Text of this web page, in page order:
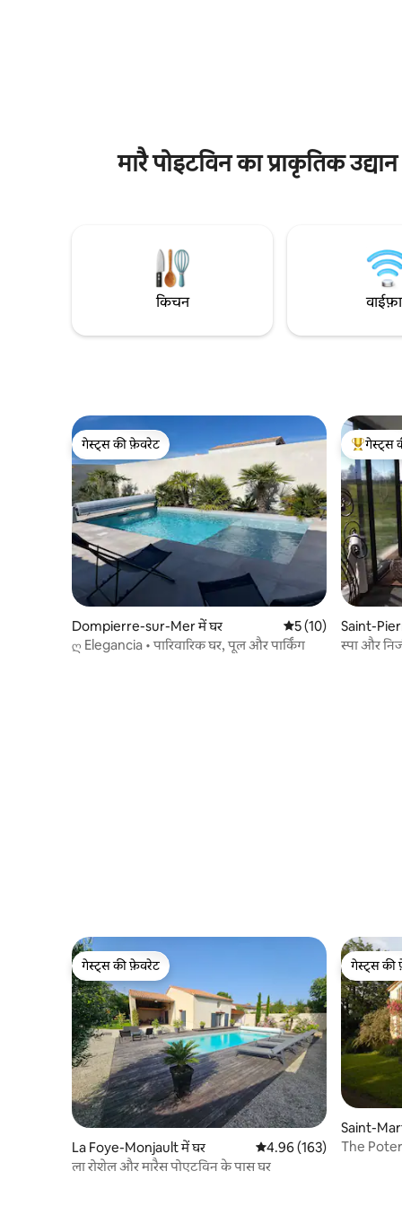
मारै पोइटविन का प्राकृतिक
किचन
गेस्ट्स की फ़ेवरेट
गेस्ट्स की फ़ेवरेट
Dompierre-sur-Mer में घर औसत रेटिंग 5 में से 5, 10
5 (10)
ღ Elegancia • पारिवारिक घर, पूल और पार्किंग
गेस्ट्स का
गेस्ट्स
Saint-
स्पा और
गेस्ट्स की फ़ेवरेट
गेस्ट्स की फ़ेवरेट
La Foye-Monjault में घर औसत रेटिंग 5 में से 4.96, 163
4.96 (163)
ला रोशेल और मारैस पोएटविन के पास घर
गेस्ट्स की
गेस्ट्स की
Saint-
Hermine में
The